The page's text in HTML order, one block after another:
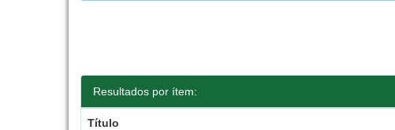
Resultados por ítem:
Título